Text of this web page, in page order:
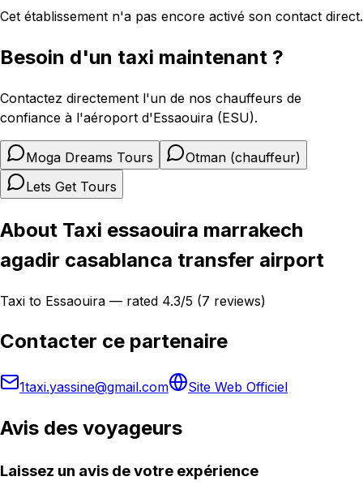
Cet établissement n'a pas encore activé son contact direct.
Besoin d'un taxi maintenant ?
Contactez directement l'un de nos chauffeurs de
confiance à l'aéroport d'Essaouira (ESU).
Moga Dreams Tours
Otman (chauffeur)
Lets Get Tours
About Taxi essaouira marrakech
agadir casablanca transfer airport
Taxi to Essaouira — rated 4.3/5 (7 reviews)
Contacter ce partenaire
1taxi.yassine@gmail.com Site Web Officiel
Avis des voyageurs
Laissez un avis de votre expérience